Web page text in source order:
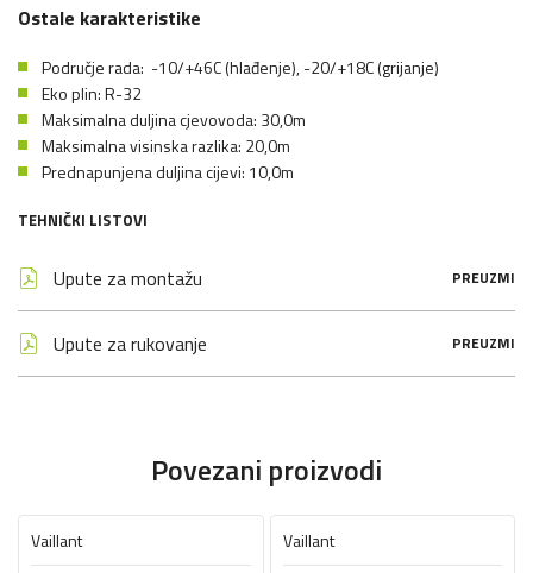
Ostale karakteristike
Područje rada: -10/+46C (hlađenje), -20/+18C (grijanje)
Eko plin: R-32
Maksimalna duljina cjevovoda: 30,0m
Maksimalna visinska razlika: 20,0m
Prednapunjena duljina cijevi: 10,0m
TEHNIČKI LISTOVI
Upute za montažu PREUZMI
Upute za rukovanje PREUZMI
Povezani proizvodi
Vaillant
Vaillant